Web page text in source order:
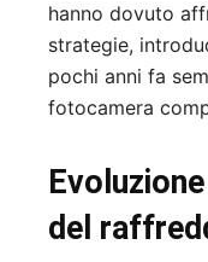
hanno dovuto
strategie,
pochi anni fa
fotocamera
del